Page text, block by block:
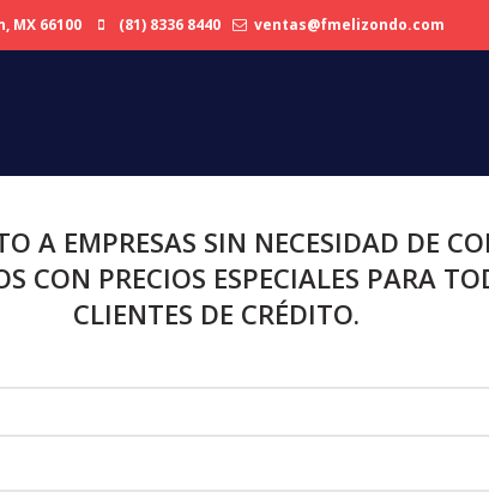
MX 66100 (81) 8336 8440 ventas@fmelizondo.com
A EMPRESAS SIN NECESIDAD DE
CON PRECIOS ESPECIALES PARA
CLIENTES DE CRÉDITO.